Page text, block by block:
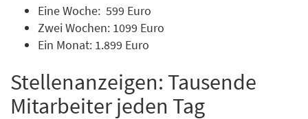
Eine Woche: 599 Euro
Zwei Wochen: 1099 Euro
Ein Monat: 1.899 Euro
Stellenanzeigen: Tausende
Mitarbeiter jeden Tag